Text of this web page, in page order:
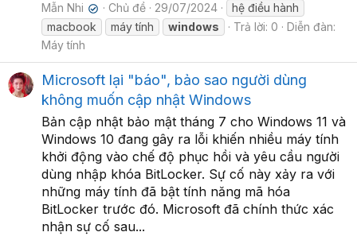
Mẫn Nhi ✔ Chủ đề 29/07/2024
hệ điều hành
macbook
máy tính windows Trả lời: 0
Diễn đàn:
Máy tính
Microsoft lại "báo", bảo sao người dùng
không muốn cập nhật Windows
Bản cập nhật bảo mật tháng 7 cho Windows 11 và
Windows 10 đang gây ra lỗi khiến nhiều máy tính
khởi động vào chế độ phục hồi và yêu cầu người
dùng nhập khóa BitLocker. Sự cố này xảy ra với
những máy tính đã bật tính năng mã hóa
BitLocker trước đó. Microsoft đã chính thức xác
nhận sự cố sau...